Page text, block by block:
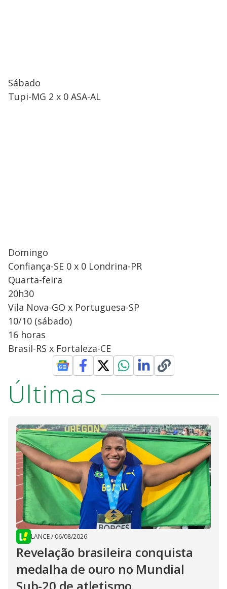
Sábado
Tupi-MG 2 x 0 ASA-AL
Domingo
Confiança-SE 0 x 0 Londrina-PR
Quarta-feira
20h30
Vila Nova-GO x Portuguesa-SP
10/10 (sábado)
16 horas
Brasil-RS x Fortaleza-CE
Últimas
LANCE/ 06/08/2026
Revelação brasileira conquista
medalha de ouro no Mundial